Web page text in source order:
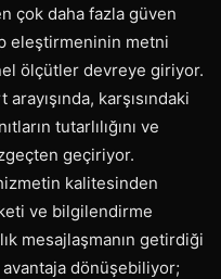
çok daha fazla güven
eleştirmeninin metni
ölçütler devreye giriyor.
karşısındaki
tutarlılığını ve
geçiriyor.
kalitesinden
ve bilgilendirme
mesajlaşmanın getirdiği
dönüşebiliyor;